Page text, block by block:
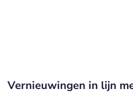
Vernieuwingen in lijn